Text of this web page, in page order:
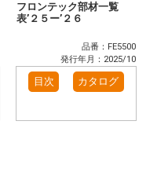
フロンテック部材一覧
表’２５ー’２６
品番：FE5500
発行年月：2025/10
目次 カタログ